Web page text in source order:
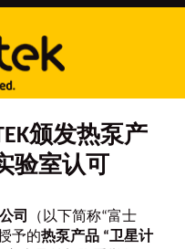
颁发热泵产
验室认可
司
（以下简称“富士
予的热泵产品 “卫星计